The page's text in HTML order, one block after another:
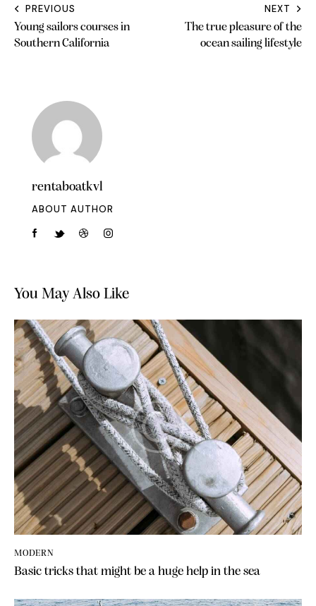
PREVIOUS
Young sailors courses in
Southern California
NEXT
The true pleasure of the
ocean sailing lifestyle
rentaboatkvl
ABOUT AUTHOR
You May Also Like
MODERN
Basic tricks that might be a huge help in the sea